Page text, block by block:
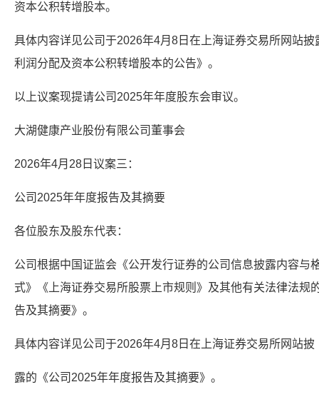
资本公积转增股本。
具体内容详见公司于2026年4月8日在上海证券交易所网站
利润分配及资本公积转增股本的公告》。
以上议案现提请公司2025年年度股东会审议。
大湖健康产业股份有限公司董事会
2026年4月28日议案三：
公司2025年年度报告及其摘要
各位股东及股东代表：
公司根据中国证监会《公开发行证券的公司信息披露内容与
式》《上海证券交易所股票上市规则》及其他有关法律法规
告及其摘要》。
具体内容详见公司于2026年4月8日在上海证券交易所网站披
露的《公司2025年年度报告及其摘要》。